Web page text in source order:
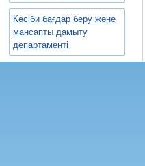
Кәсіби бағдар беру және
мансапты дамыту
департаменті